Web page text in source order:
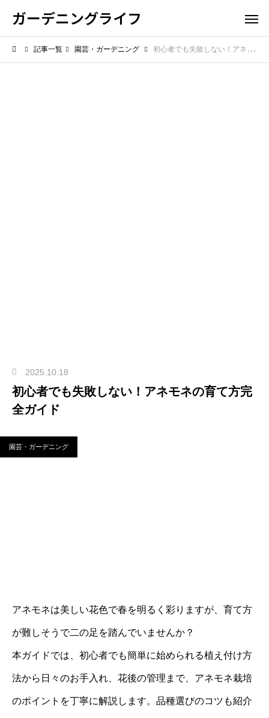
ガーデニングライフ
記事一覧 園芸・ガーデニング 初心者でも失敗しない！アネモネの育て方完全ガイド
2025.10.18
初心者でも失敗しない！アネモネの育て方完
全ガイド
園芸・ガーデニング
アネモネは美しい花色で春を明るく彩りますが、育て方
が難しそうで二の足を踏んでいませんか？
本ガイドでは、初心者でも簡単に始められる植え付け方
法から日々のお手入れ、花後の管理まで、アネモネ栽培
のポイントを丁寧に解説します。品種選びのコツも紹介